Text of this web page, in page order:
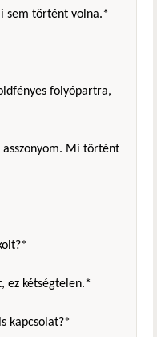
sem történt volna.*
folyópartra,
asszonyom. Mi történt
ez kétségtelen.*
kapcsolat?*